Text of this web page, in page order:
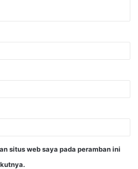
situs web saya pada peramban ini